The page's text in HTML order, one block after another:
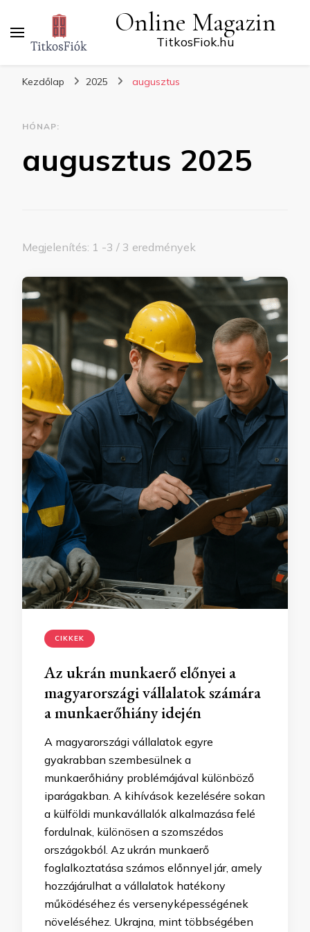
Online Magazin
TitkosFiok.hu
Kezdőlap 2025 augusztus
HÓNAP:
augusztus 2025
Megjelenítés: 1 -3 / 3 eredmények
CIKKEK
Az ukrán munkaerő előnyei a
magyarországi vállalatok számára
a munkaerőhiány idején
A magyarországi vállalatok egyre
gyakrabban szembesülnek a
munkaerőhiány problémájával különböző
iparágakban. A kihívások kezelésére sokan
a külföldi munkavállalók alkalmazása felé
fordulnak, különösen a szomszédos
országokból. Az ukrán munkaerő
foglalkoztatása számos előnnyel jár, amely
hozzájárulhat a vállalatok hatékony
működéséhez és versenyképességének
növeléséhez. Ukrajna, mint többségében